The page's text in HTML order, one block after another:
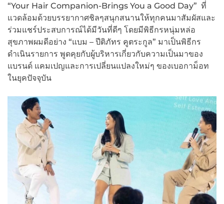
“Your Hair Companion-Brings You a Good Day” ที่
แวดล้อมด้วยบรรยากาศชิลๆสนุกสนานให้ทุกคนมาสัมผัสและ
ร่วมแชร์ประสบการณ์ได้มีวันที่ดีๆ โดยมีพิธีกรหนุ่มหล่อ
สุขภาพผมดีอย่าง “แบม – ปีติภัทร คูตระกูล” มาเป็นพิธีกร
ดำเนินรายการ พูดคุยกับผู้บริหารเกี่ยวกับความเป็นมาของ
แบรนด์ แคมเปญและการเปลี่ยนแปลงใหม่ๆ ของเบอกาม็อท
ในยุคปัจจุบัน